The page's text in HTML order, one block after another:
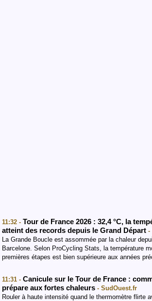
11:32 - Tour de France 2026 : 32,4 °C, la
atteint des records depuis le Grand Départ -
La Grande Boucle est assommée par la chaleur
Barcelone. Selon ProCycling Stats, la température
premières étapes est bien supérieure aux années
11:31 - Canicule sur le Tour de France :
prépare aux fortes chaleurs - SudOuest.fr
Rouler à haute intensité quand le thermomètre flirte